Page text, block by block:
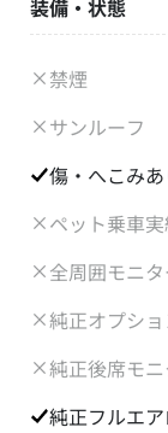
装備・状態
禁煙
サンルーフ
傷・へこみあ
ペット乗車
全周囲モニ
純正オプシ
純正後席モ
純正フルエア